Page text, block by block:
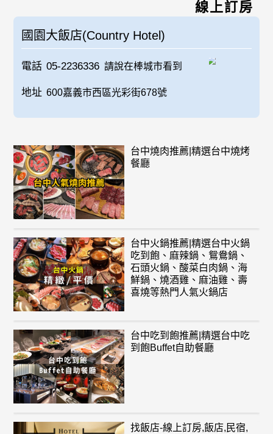
線上訂房
國園大飯店(Country Hotel)
電話 05-2236336 請說在棒城市看到
地址 600嘉義市西區光彩街678號
台中燒肉推薦|精選台中燒烤
餐廳
台中火鍋推薦|精選台中火鍋
吃到飽、麻辣鍋、鴛鴦鍋、
石頭火鍋、酸菜白肉鍋、海
鮮鍋、燒酒雞、麻油雞、壽
喜燒等熱門人氣火鍋店
台中吃到飽推薦|精選台中吃
到飽Buffet自助餐廳
找飯店-線上訂房,飯店,民宿,